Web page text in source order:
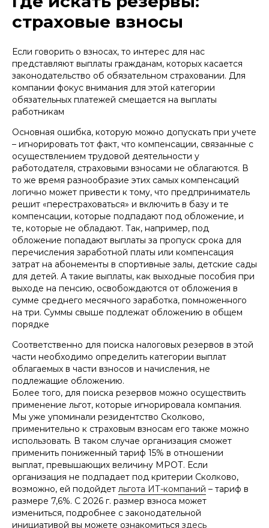
страховые взносы
Если говорить о взносах, то интерес для нас
представляют выплаты гражданам, которых касается
законодательство об обязательном страховании. Для
компании фокус внимания для этой категории
обязательных платежей смещается на выплаты
работникам
Основная ошибка, которую можно допускать при учете
– игнорировать тот факт, что компенсации, связанные с
осуществлением трудовой деятельности у
работодателя, страховыми взносами не облагаются. В
то же время разнообразие этих самых компенсаций
логично может привести к тому, что предприниматель
решит «перестраховаться» и включить в базу и те
компенсации, которые подпадают под обложение, и
те, которые не обладают. Так, например, под
обложение попадают выплаты за пропуск срока для
перечисления заработной платы или компенсация
затрат на абонементы в спортивные залы, детские сады
для детей. А такие выплаты, как выходные пособия при
выходе на пенсию, освобождаются от обложения в
сумме среднего месячного заработка, помноженного
на три. Суммы свыше подлежат обложению в общем
порядке
Соответственно для поиска налоговых резервов в этой
части необходимо определить категории выплат
облагаемых в части взносов и начисления, не
подлежащие обложению.
Более того, для поиска резервов можно осуществить
применение льгот, которые игнорировала компания.
Мы уже упоминали резидентство Сколково,
применительно к страховым взносам его также можно
использовать. В таком случае организация сможет
применить пониженный тариф 15% в отношении
выплат, превышающих величину МРОТ. Если
организация не подпадает под критерии Сколково,
возможно, ей подойдет льгота ИТ-компаний – тариф в
размере 7,6%. С 2026 г. размер взноса может
измениться, подробнее с законодательной
инициативой вы можете ознакомиться здесь